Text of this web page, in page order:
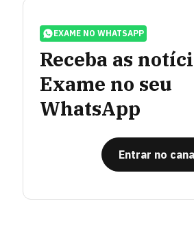
EXAME NO WHATSAPP
Receba as
Exame no seu
WhatsApp
Entrar no